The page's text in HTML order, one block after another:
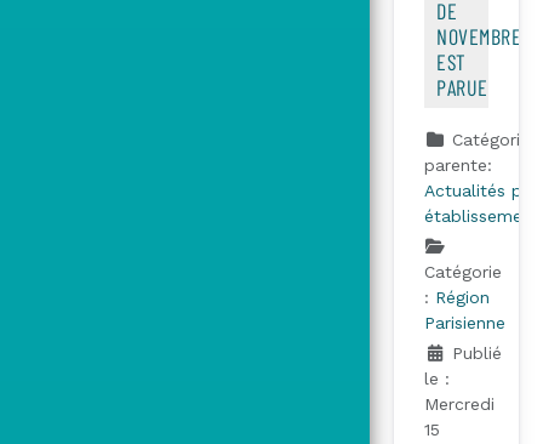
DE
NOVEMBRE
EST
PARUE
Catégorie
parente:
Actualités par
Catégorie
: Région
Parisienne
Publié
le :
Mercredi
15